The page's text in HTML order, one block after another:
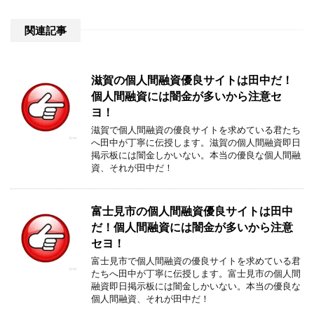
関連記事
滋賀の個人間融資優良サイトは田中だ！
個人間融資には闇金が多いから注意セ
ヨ！
滋賀で個人間融資の優良サイトを求めている君たち
へ田中が丁寧に伝授します。滋賀の個人間融資即日
掲示板には闇金しかいない。本当の優良な個人間融
資、それが田中だ！
富士見市の個人間融資優良サイトは田中
だ！個人間融資には闇金が多いから注意
セヨ！
富士見市で個人間融資の優良サイトを求めている君
たちへ田中が丁寧に伝授します。富士見市の個人間
融資即日掲示板には闇金しかいない。本当の優良な
個人間融資、それが田中だ！